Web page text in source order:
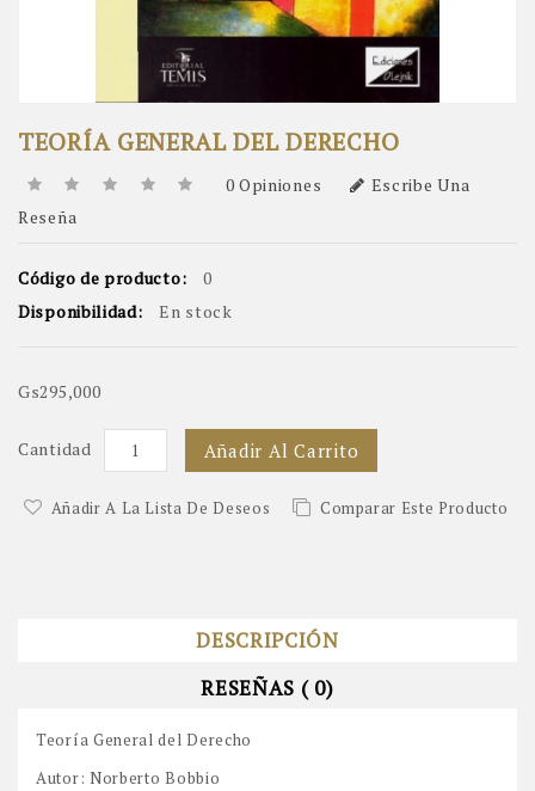
TEORÍA GENERAL DEL DERECHO
0 Opiniones
Escribe Una
Reseña
Código de producto:
0
Disponibilidad:
En stock
Gs295,000
Cantidad Añadir Al Carrito
Añadir A La Lista De Deseos Comparar Este Producto
DESCRIPCIÓN
RESEÑAS ( 0)
Teoría General del Derecho
Autor: Norberto Bobbio